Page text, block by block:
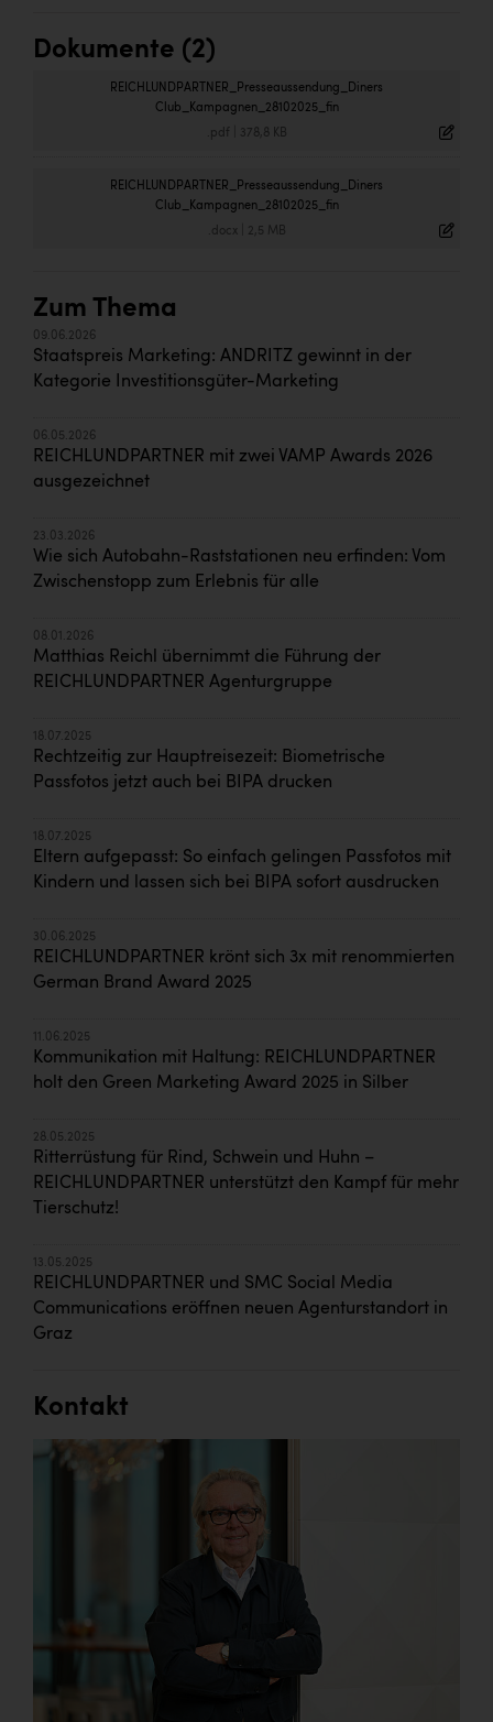
Dokumente (2)
REICHLUNDPARTNER_Presseaussendung_Diners
Club_Kampagnen_28102025_fin
.pdf 378,8 KB
REICHLUNDPARTNER_Presseaussendung_Diners
Club_Kampagnen_28102025_fin
.docx| 2,5 MB
Zum Thema
09.06.2026
Staatspreis Marketing: ANDRITZ gewinnt in der
Kategorie Investitionsgüter-Marketing
06.05.2026
REICHLUNDPARTNER mit zwei VAMP Awards 2026
ausgezeichnet
23.03.2026
Wie sich Autobahn-Raststationen neu erfinden: Vom
Zwischenstopp zum Erlebnis für alle
08.01.2026
Matthias Reichl übernimmt die Führung der
REICHLUNDPARTNER Agenturgruppe
18.07.2025
Rechtzeitig zur Hauptreisezeit: Biometrische
Passfotos jetzt auch bei BIPA drucken
18.07.2025
Eltern aufgepasst: So einfach gelingen Passfotos mit
Kindern und lassen sich bei BIPA sofort ausdrucken
30.06.2025
REICHLUNDPARTNER krönt sich 3x mit renommierten
German Brand Award 2025
11.06.2025
Kommunikation mit Haltung: REICHLUNDPARTNER
holt den Green Marketing Award 2025 in Silber
28.05.2025
Ritterrüstung für Rind, Schwein und Huhn –
REICHLUNDPARTNER unterstützt den Kampf für mehr
Tierschutz!
13.05.2025
REICHLUNDPARTNER und SMC Social Media
Communications eröffnen neuen Agenturstandort in
Graz
Kontakt